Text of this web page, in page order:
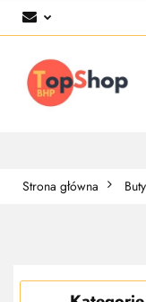
Strona główna